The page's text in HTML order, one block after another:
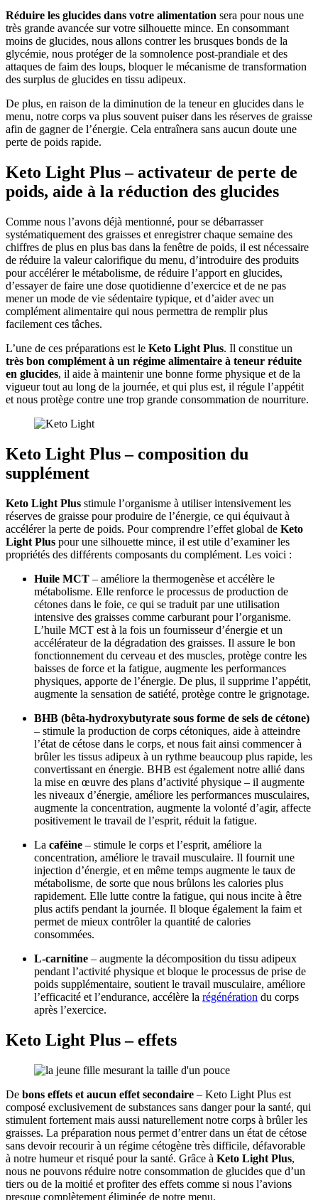
Réduire les glucides dans votre alimentation sera pour nous une
très grande avancée sur votre silhouette mince. En consommant
moins de glucides, nous allons contrer les brusques bonds de la
glycémie, nous protéger de la somnolence post-prandiale et des
attaques de faim des loups, bloquer le mécanisme de transformation
des surplus de glucides en tissu adipeux.
De plus, en raison de la diminution de la teneur en glucides dans le
menu, notre corps va plus souvent puiser dans les réserves de graisse
afin de gagner de l’énergie. Cela entraînera sans aucun doute une
perte de poids rapide.
Keto Light Plus – activateur de perte de
poids, aide à la réduction des glucides
Comme nous l’avons déjà mentionné, pour se débarrasser
systématiquement des graisses et enregistrer chaque semaine des
chiffres de plus en plus bas dans la fenêtre de poids, il est nécessaire
de réduire la valeur calorifique du menu, d’introduire des produits
pour accélérer le métabolisme, de réduire l’apport en glucides,
d’essayer de faire une dose quotidienne d’exercice et de ne pas
mener un mode de vie sédentaire typique, et d’aider avec un
complément alimentaire qui nous permettra de remplir plus
facilement ces tâches.
L’une de ces préparations est le Keto Light Plus. Il constitue un
très bon complément à un régime alimentaire à teneur réduite
en glucides, il aide à maintenir une bonne forme physique et de la
vigueur tout au long de la journée, et qui plus est, il régule l’appétit
et nous protège contre une trop grande consommation de nourriture.
Keto Light Plus – composition du
supplément
Keto Light Plus stimule l’organisme à utiliser intensivement les
réserves de graisse pour produire de l’énergie, ce qui équivaut à
accélérer la perte de poids. Pour comprendre l’effet global de Keto
Light Plus pour une silhouette mince, il est utile d’examiner les
propriétés des différents composants du complément. Les voici :
Huile MCT – améliore la thermogenèse et accélère le
métabolisme. Elle renforce le processus de production de
cétones dans le foie, ce qui se traduit par une utilisation
intensive des graisses comme carburant pour l’organisme.
L’huile MCT est à la fois un fournisseur d’énergie et un
accélérateur de la dégradation des graisses. Il assure le bon
fonctionnement du cerveau et des muscles, protège contre les
baisses de force et la fatigue, augmente les performances
physiques, apporte de l’énergie. De plus, il supprime l’appétit,
augmente la sensation de satiété, protège contre le grignotage.
BHB (bêta-hydroxybutyrate sous forme de sels de cétone)
– stimule la production de corps cétoniques, aide à atteindre
l’état de cétose dans le corps, et nous fait ainsi commencer à
brûler les tissus adipeux à un rythme beaucoup plus rapide, les
convertissant en énergie. BHB est également notre allié dans
la mise en œuvre des plans d’activité physique – il augmente
les niveaux d’énergie, améliore les performances musculaires,
augmente la concentration, augmente la volonté d’agir, affecte
positivement le travail de l’esprit, réduit la fatigue.
La caféine – stimule le corps et l’esprit, améliore la
concentration, améliore le travail musculaire. Il fournit une
injection d’énergie, et en même temps augmente le taux de
métabolisme, de sorte que nous brûlons les calories plus
rapidement. Elle lutte contre la fatigue, qui nous incite à être
plus actifs pendant la journée. Il bloque également la faim et
permet de mieux contrôler la quantité de calories
consommées.
L-carnitine – augmente la décomposition du tissu adipeux
pendant l’activité physique et bloque le processus de prise de
poids supplémentaire, soutient le travail musculaire, améliore
l’efficacité et l’endurance, accélère la régénération du corps
après l’exercice.
Keto Light Plus – effets
De bons effets et aucun effet secondaire – Keto Light Plus est
composé exclusivement de substances sans danger pour la santé, qui
stimulent fortement mais aussi naturellement notre corps à brûler les
graisses. La préparation nous permet d’entrer dans un état de cétose
sans devoir recourir à un régime cétogène très difficile, défavorable
à notre humeur et risqué pour la santé. Grâce à Keto Light Plus,
nous ne pouvons réduire notre consommation de glucides que d’un
tiers ou de la moitié et profiter des effets comme si nous l’avions
presque complètement éliminée de notre menu.